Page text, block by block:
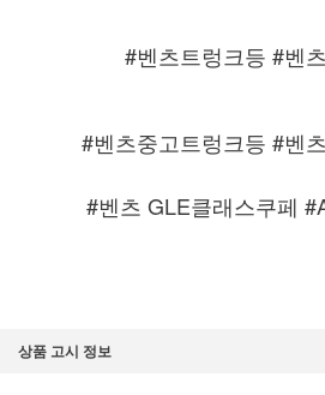
#벤츠트렁크등 #벤
#벤츠중고트렁크등 #벤
#벤츠 GLE클래스쿠페 #
상품 고시 정보